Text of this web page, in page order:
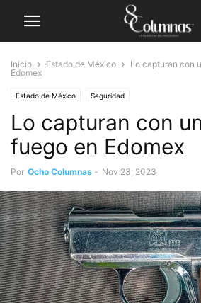
Inicio Estado de México
Lo capturan con
Edomex
Estado de México Seguridad
Lo capturan con
fuego en Edomex
Por Ocho Columnas - Nov 23, 2023